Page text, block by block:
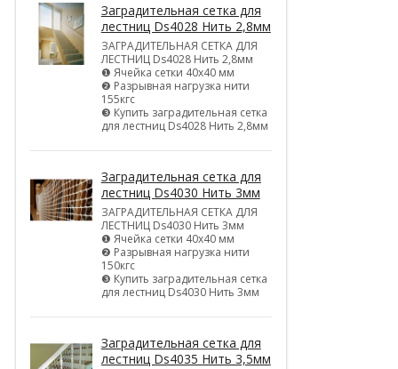
Заградительная сетка для
лестниц Ds4028 Нить 2,8мм
ЗАГРАДИТЕЛЬНАЯ СЕТКА ДЛЯ
ЛЕСТНИЦ Ds4028 Нить 2,8мм
❶ Ячейка сетки 40х40 мм
❷ Разрывная нагрузка нити
155кгс
❸ Купить заградительная сетка
для лестниц Ds4028 Нить 2,8мм
Заградительная сетка для
лестниц Ds4030 Нить 3мм
ЗАГРАДИТЕЛЬНАЯ СЕТКА ДЛЯ
ЛЕСТНИЦ Ds4030 Нить 3мм
❶ Ячейка сетки 40х40 мм
❷ Разрывная нагрузка нити
150кгс
❸ Купить заградительная сетка
для лестниц Ds4030 Нить 3мм
Заградительная сетка для
лестниц Ds4035 Нить 3,5мм